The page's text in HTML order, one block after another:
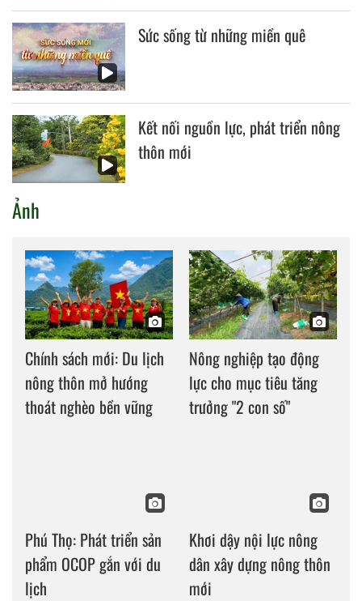
Sức sống từ những miền quê
Kết nối nguồn lực, phát triển nông
thôn mới
Ảnh
Chính sách mới: Du lịch
nông thôn mở hướng
thoát nghèo bền vững
Nông nghiệp tạo động
lực cho mục tiêu tăng
trưởng "2 con số"
Phú Thọ: Phát triển sản
phẩm OCOP gắn với du
lịch
Khơi dậy nội lực nông
dân xây dựng nông thôn
mới